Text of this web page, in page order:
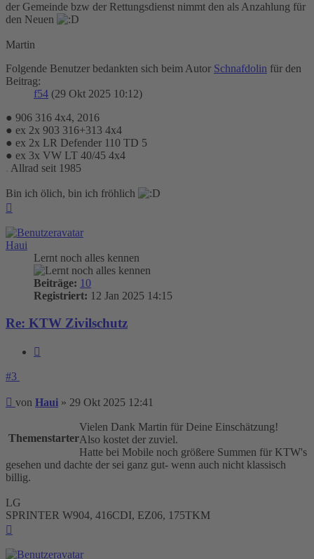
der Gemeinde bzw der Rettungsdienst nimmt den als Anzahlung für
den Neuen
Martin
Folgende Benutzer bedankten sich beim Autor Schnafdolin für den
Beitrag:
f54 (29 Okt 2025 10:12)
● 906 316 4x4, 2016
● ex 2x 903 316+313 4x4
● ex 2x LR Defender 110 TD 5
● ex 3x VW LT 40/45 4x4
. Allrad seit 1985
Bin ich ölich, bin ich fröhlich
Haui
Lernt noch alles kennen
Beiträge: 10
Registriert: 12 Jan 2025 14:15
Re: KTW Zivilschutz
#3
Beitrag
von Haui » 29 Okt 2025 12:41
Themenstarter
Vielen Dank Martin für Deine Einschätzung!
Also kostet der zuviel.
Hatte bei Mobile noch größere Summen für KTW's
gesehen und dachte der sei ganz gut- wenn auch nicht klassisch
billig.
LG
SPRINTER W904, 416CDI, EZ06, 175TKM